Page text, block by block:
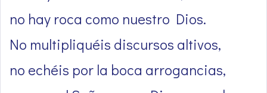
no hay roca como nuestro Dios.
No multipliquéis discursos altivos,
no echéis por la boca arrogancias,